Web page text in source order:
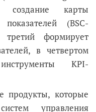
карты
(BSC-
третий формирует
в четвертом
KPI-
продукты, которые
управления